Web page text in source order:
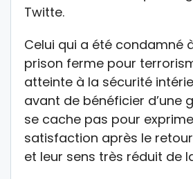
Twitte.
Celui qui a été condamné
prison ferme pour
atteinte à la sécurité
avant de bénéficier d’une
se cache pas pour
satisfaction après le
et leur sens très réduit de